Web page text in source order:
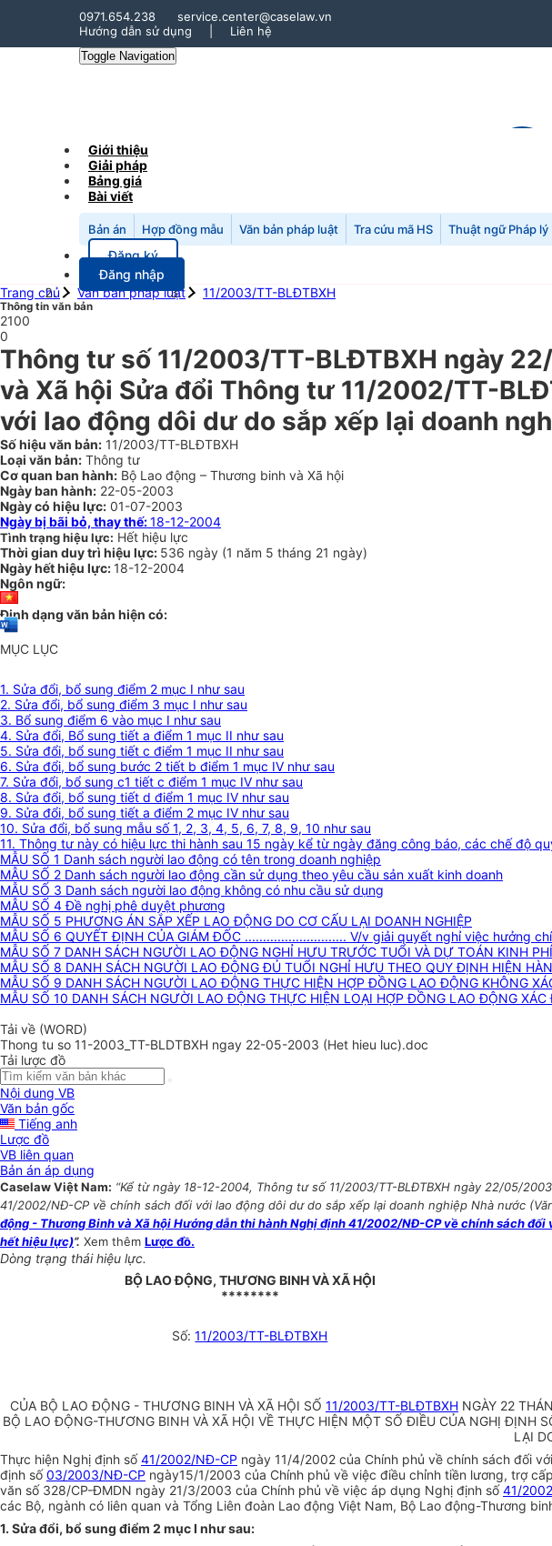
0971.654.238
service.center@caselaw.vn
Hướng dẫn sử dụng
Liên hệ
Toggle Navigation
Giới thiệu
Giải pháp
Bảng giá
Bài viết
Bản án Hợp đồng mẫu Văn bản pháp luật Tra cứu mã HS Thuật ngữ Pháp lý
Đăng ký
Đăng nhập
Trang chủ
Văn bản pháp luật 11/2003/TT-BLĐTBXH
Thông tin văn bản
2100
0
Thông tư số 11/2003/TT-BLĐTBXH ngày
và Xã hội Sửa đổi Thông tư 11/2002/TT-
với lao động dôi dư do sắp xếp lại doanh
Số hiệu văn bản: 11/2003/TT-BLĐTBXH
Loại văn bản: Thông tư
Cơ quan ban hành: Bộ Lao động – Thương binh và Xã hội
Ngày ban hành: 22-05-2003
Ngày có hiệu lực: 01-07-2003
Ngày bị bãi bỏ, thay thế:18-12-2004
Tình trạng hiệu lực: Hết hiệu lực
Thời gian duy trì hiệu lực: 536 ngày (1 năm 5 tháng 21 ngày)
Ngày hết hiệu lực: 18-12-2004
Ngôn ngữ:
Định dạng văn bản hiện có:
MỤC LỤC
1. Sửa đổi, bổ sung điểm 2 mục I như sau
2. Sửa đổi, bổ sung điểm 3 mục I như sau
3. Bổ sung điểm 6 vào mục I như sau
4. Sửa đổi, Bổ sung tiết a điểm 1 mục II như sau
5. Sửa đổi, bổ sung tiết c điểm 1 mục II như sau
6. Sửa đổi, bổ sung bước 2 tiết b điểm 1 mục IV như sau
7. Sửa đổi, bổ sung c1 tiết c điểm 1 mục IV như sau
8. Sửa đổi, bổ sung tiết d điểm 1 mục IV như sau
9. Sửa đổi, bổ sung tiết a điểm 2 mục IV như sau
10. Sửa đổi, bổ sung mẫu số 1, 2, 3, 4, 5, 6, 7, 8, 9, 10 như sau
11. Thông tư này có hiệu lực thi hành sau 15 ngày kể từ ngày đăng công báo, các chế độ
MẪU SỐ 1 Danh sách người lao động có tên trong doanh nghiệp
MẪU SỐ 2 Danh sách người lao động cần sử dụng theo yêu cầu sản xuất kinh doanh
MẪU SỐ 3 Danh sách người lao động không có nhu cầu sử dụng
MẪU SỐ 4 Đề nghị phê duyệt phương
MẪU SỐ 5 PHƯƠNG ÁN SẮP XẾP LAO ĐỘNG DO CƠ CẤU LẠI DOANH NGHIỆP
MẪU SỐ 6 QUYẾT ĐỊNH CỦA GIÁM ĐỐC ............................ V/v giải quyết nghỉ việc hưởng
MẪU SỐ 7 DANH SÁCH NGƯỜI LAO ĐỘNG NGHỈ HƯU TRƯỚC TUỔI VÀ DỰ TOÁN KINH
MẪU SỐ 8 DANH SÁCH NGƯỜI LAO ĐỘNG ĐỦ TUỔI NGHỈ HƯU THEO QUY ĐỊNH HIỆN
MẪU SỐ 9 DANH SÁCH NGƯỜI LAO ĐỘNG THỰC HIỆN HỢP ĐỒNG LAO ĐỘNG KHÔNG
MẪU SỐ 10 DANH SÁCH NGƯỜI LAO ĐỘNG THỰC HIỆN LOẠI HỢP ĐỒNG LAO ĐỘNG
Tải về (WORD)
Thong tu so 11-2003_TT-BLDTBXH ngay 22-05-2003 (Het hieu luc).doc
Tải lược đồ
Nội dung VB
Văn bản gốc
Tiếng anh
Lược đồ
VB liên quan
Bản án áp dụng
Caselaw Việt Nam: “Kể từ ngày 18-12-2004, Thông tư số 11/2003/TT-BLĐTBXH ngày 22/05/
41/2002/NĐ-CP về chính sách đối với lao động dôi dư do sắp xếp lại doanh nghiệp Nhà nước
động - Thương Binh và Xã hội Hướng dẫn thi hành Nghị định 41/2002/NĐ-CP về chính sách
hết hiệu lực)”. Xem thêm Lược đồ.
Dòng trạng thái hiệu lực.
BỘ LAO ĐỘNG, THƯƠNG BINH VÀ XÃ HỘI
********
Số:11/2003/TT-BLĐTBXH
CỦA BỘ LAO ĐỘNG - THƯƠNG BINH VÀ XÃ HỘI SỐ 11/2003/TT-BLĐTBXH NGÀY 22
BỘ LAO ĐỘNG-THƯƠNG BINH VÀ XÃ HỘI VỀ THỰC HIỆN MỘT SỐ ĐIỀU CỦA NGHỊ ĐỊNH
LẠI
Thực hiện Nghị định số41/2002/NĐ-CP ngày 11/4/2002 của Chính phủ về chính sách đối
định số03/2003/NĐ-CP ngày15/1/2003 của Chính phủ về việc điều chỉnh tiền lương, trợ
văn số 328/CP-ĐMDN ngày 21/3/2003 của Chính phủ về việc áp dụng Nghị định số41/
các Bộ, ngành có liên quan và Tổng Liên đoàn Lao động Việt Nam, Bộ Lao động-Thương
1. Sửa đổi, bổ sung điểm 2 mục I như sau: